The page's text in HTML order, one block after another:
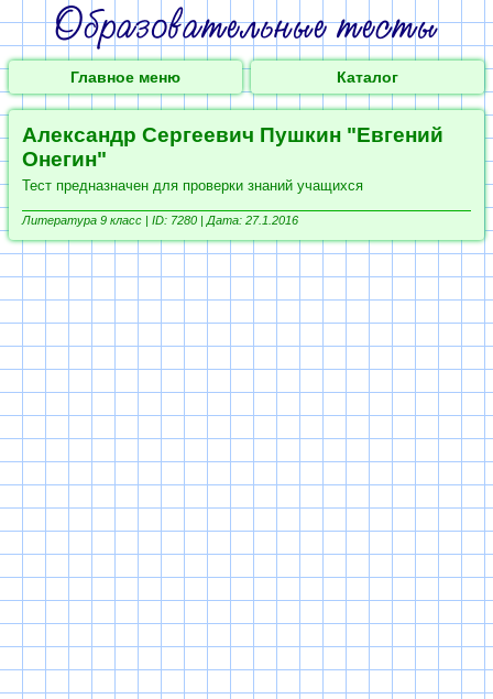
Главное меню Каталог
Александр Сергеевич Пушкин "Евгений
Онегин"
Тест предназначен для проверки знаний учащихся
Литература 9 класс | ID: 7280 | Дата: 27.1.2016